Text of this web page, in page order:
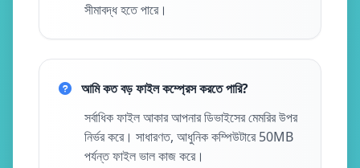
সীমাবদ্ধ হতে পারে।
আমি কত বড় ফাইল কম্প্রেস করতে পারি?
সর্বাধিক ফাইল আকার আপনার ডিভাইসের মেমরির উপর
নির্ভর করে। সাধারণত, আধুনিক কম্পিউটারে 50MB
পর্যন্ত ফাইল ভাল কাজ করে।